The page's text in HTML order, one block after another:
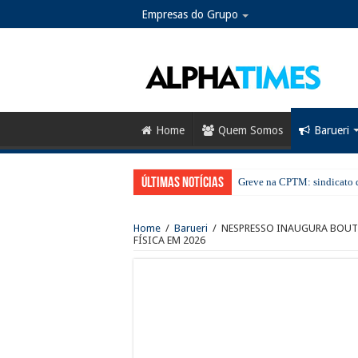
Empresas do Grupo
Home Quem Somos Barueri
Últimas notícias Greve na CPTM: sindicato
SESI Santana de Parnaíba
Home / Barueri / NESPRESSO INAUGURA
FÍSICA EM 2026